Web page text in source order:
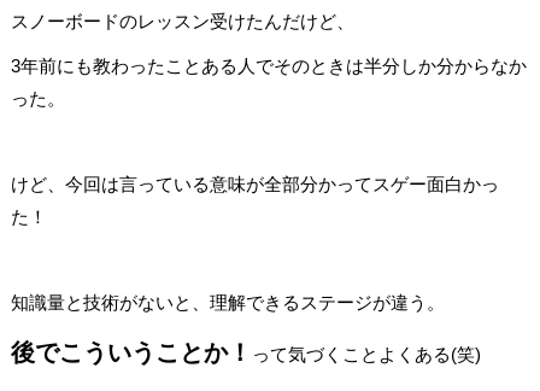
スノーボードのレッスン受けたんだけど、
3年前にも教わったことある人でそのときは半分しか分からなか
った。
けど、今回は言っている意味が全部分かってスゲー面白かっ
た！
知識量と技術がないと、理解できるステージが違う。
後でこういうことか！ って気づくことよくある(笑)